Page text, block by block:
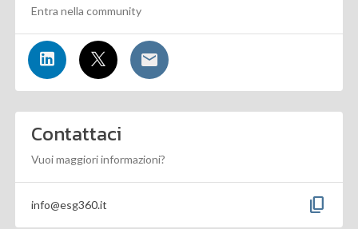
Entra nella community
Contattaci
Vuoi maggiori informazioni?
info@esg360.it content_copy